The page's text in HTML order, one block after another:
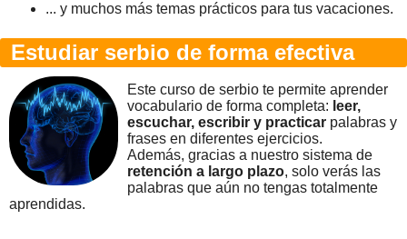
... y muchos más temas prácticos para tus vacaciones.
Estudiar serbio de forma efectiva
Este curso de serbio te permite aprender
vocabulario de forma completa: leer,
escuchar, escribir y practicar palabras y
frases en diferentes ejercicios.
Además, gracias a nuestro sistema de
retención a largo plazo, solo verás las
palabras que aún no tengas totalmente
aprendidas.